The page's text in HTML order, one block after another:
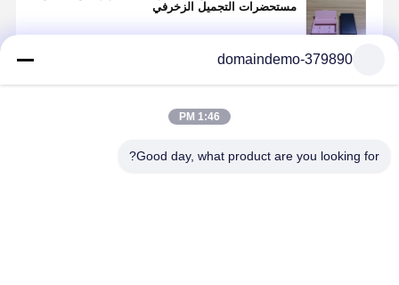
مستحضرات التجميل الزخرفي
استمر
domaindemo-379890
1:46 PM
Good day, what product are you looking for?